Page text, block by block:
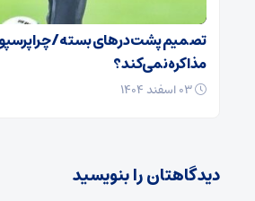
تصمیم پشت در‌های بسته / چرا
مذاکره نمی‌کند؟
دیدگاهتان را بنویسید